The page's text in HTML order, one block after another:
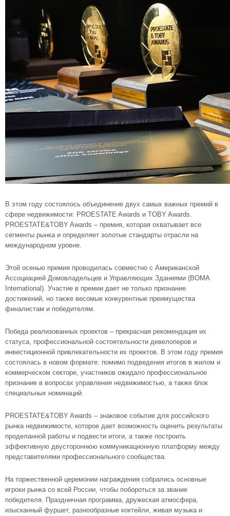
В этом году состоялось объединение двух самых важных премий в
сфере недвижимости: PROESTATE Awards и TOBY Awards.
PROESTATE&TOBY Awards – премия, которая охватывает все
сегменты рынка и определяет золотые стандарты отрасли на
международном уровне.
Этой осенью премия проводилась совместно с Американской
Ассоциацией Домовладельцев и Управляющих Зданиями (BOMA
International). Участие в премии дает не только признание
достижений, но также весомые конкурентные преимущества
финалистам и победителям.
Победа реализованных проектов – прекрасная рекомендация их
статуса, профессиональной состоятельности девелоперов и
инвестиционной привлекательности их проектов. В этом году премия
состоялась в новом формате: помимо подведения итогов в жилом и
коммерческом секторе, участников ожидало профессиональное
признание в вопросах управления недвижимостью, а также блок
специальных номинаций.
PROESTATE&TOBY Awards – знаковое событие для российского
рынка недвижимости, которое дает возможность оценить результаты
проделанной работы и подвести итоги, а также построить
эффективную двустороннюю коммуникационную платформу между
представителями профессионального сообщества.
На торжественной церемонии награждения собрались основные
игроки рынка со всей России, чтобы побороться за звание
победителя. Праздничная программа, дружеская атмосфера,
изысканный фуршет, разнообразные коктейли, живая музыка и